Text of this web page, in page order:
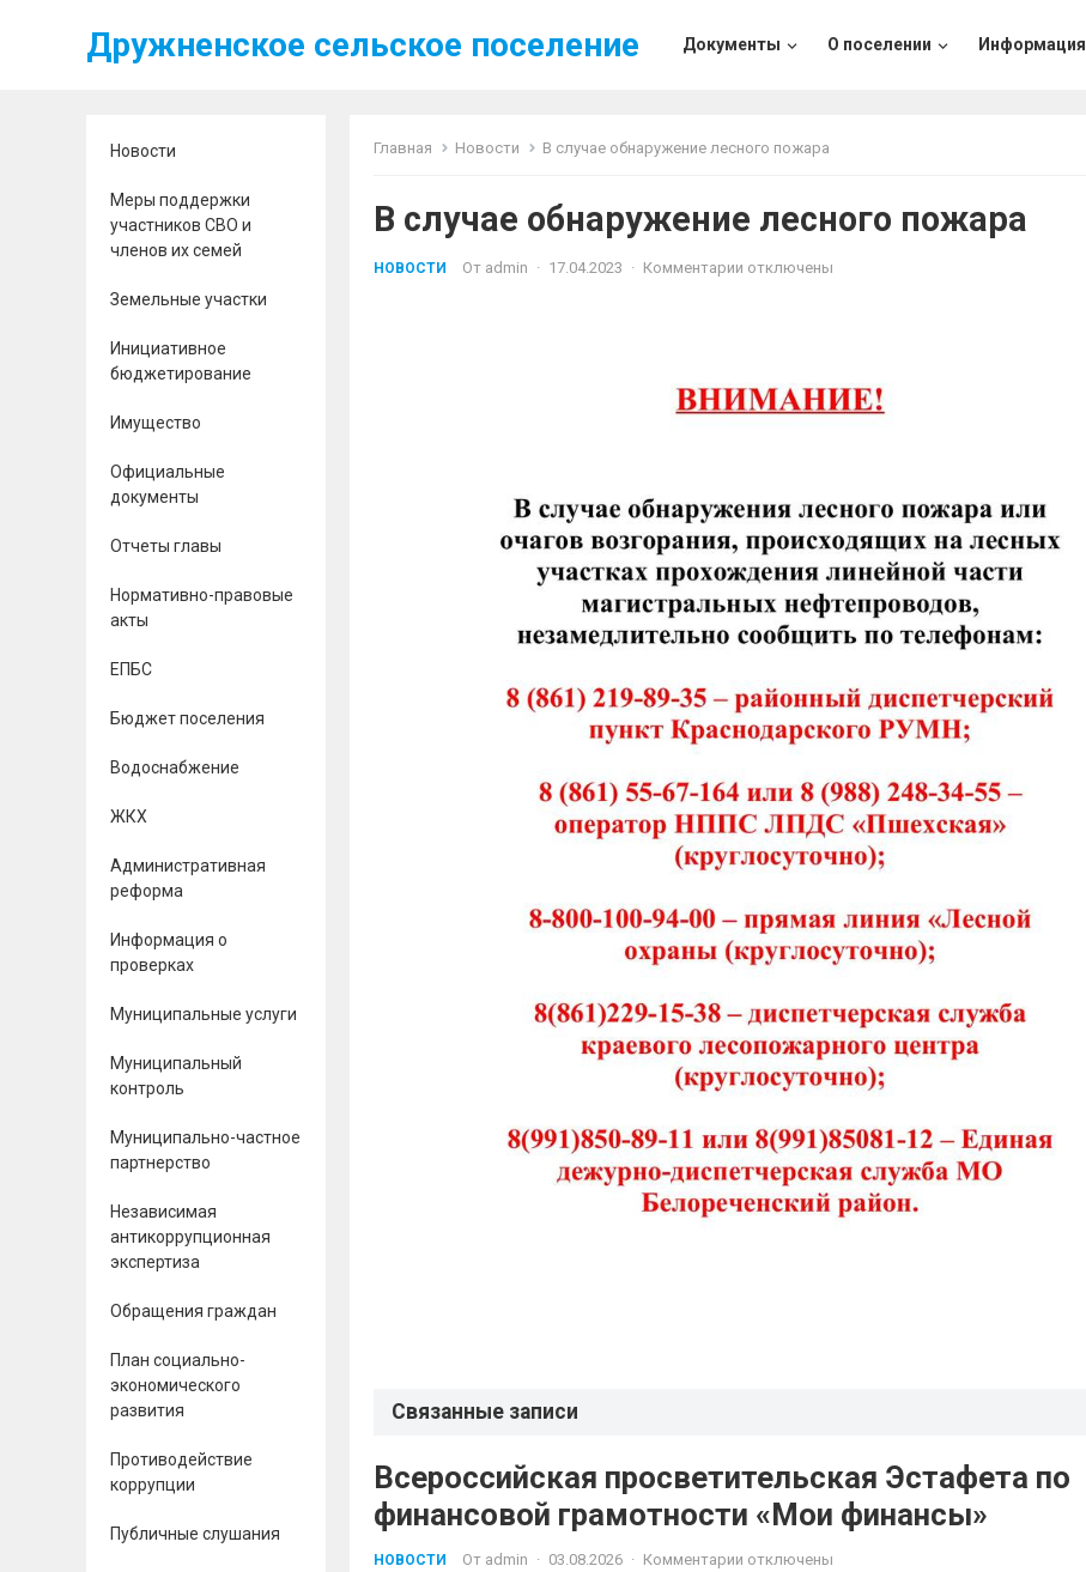
Дружненское сельское поселение Документы О поселении Информация
Новости
Меры поддержки
участников СВО и
членов их семей
Земельные участки
Инициативное
бюджетирование
Имущество
Официальные
документы
Отчеты главы
Нормативно-правовые
акты
ЕПБС
Бюджет поселения
Водоснабжение
ЖКХ
Административная
реформа
Информация о
проверках
Муниципальные услуги
Муниципальный
контроль
Муниципально-частное
партнерство
Независимая
антикоррупционная
экспертиза
Обращения граждан
План социально-
экономического
развития
Противодействие
коррупции
Публичные слушания
Главная Новости В случае обнаружение лесного пожара
В случае обнаружение лесного пожара
НОВОСТИ От admin · 17.04.2023 · Комментарии отключены
Связанные записи
Всероссийская просветительская Эстафета по
финансовой грамотности «Мои финансы»
НОВОСТИ От admin · 03.08.2026 · Комментарии отключены